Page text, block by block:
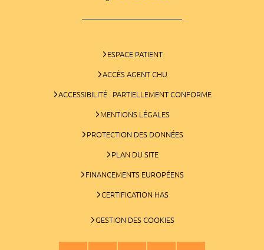
ESPACE PATIENT
ACCÈS AGENT CHU
ACCESSIBILITÉ : PARTIELLEMENT CONFORME
MENTIONS LÉGALES
PROTECTION DES DONNÉES
PLAN DU SITE
FINANCEMENTS EUROPÉENS
CERTIFICATION HAS
GESTION DES COOKIES